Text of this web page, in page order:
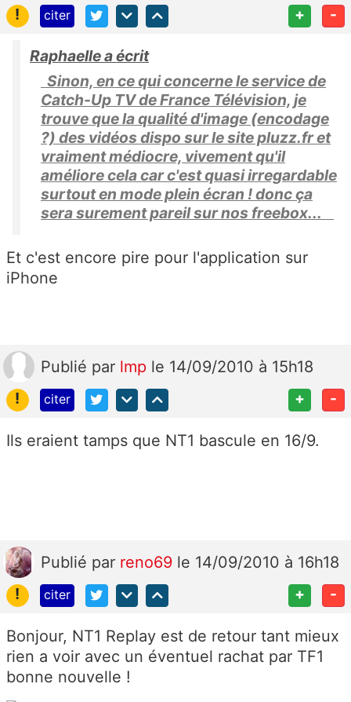
!
citer + -
Raphaelle a écrit
Sinon, en ce qui concerne le service de
Catch-Up TV de France Télévision, je
trouve que la qualité d'image (encodage
?) des vidéos dispo sur le site pluzz.fr et
vraiment médiocre, vivement qu'il
améliore cela car c'est quasi irregardable
surtout en mode plein écran ! donc ça
sera surement pareil sur nos freebox...
Et c'est encore pire pour l'application sur
iPhone
Publié par lmp le 14/09/2010 à 15h18
!
citer + -
Ils eraient tamps que NT1 bascule en 16/9.
Publié par reno69 le 14/09/2010 à 16h18
!
citer + -
Bonjour, NT1 Replay est de retour tant mieux
rien a voir avec un éventuel rachat par TF1
bonne nouvelle !